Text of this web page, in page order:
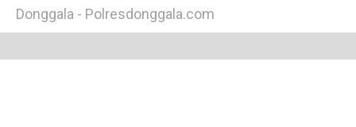
Donggala - Polresdonggala.com